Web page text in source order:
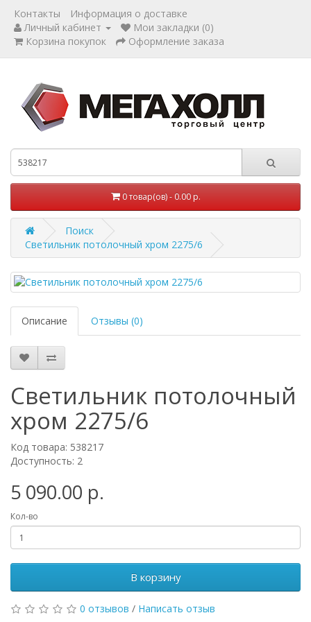
Контакты
Информация о доставке
Личный кабинет
Мои закладки (0)
Корзина покупок
Оформление заказа
0 товар(ов) - 0.00 р.
Поиск
Светильник потолочный хром 2275/6
Описание Отзывы (0)
Светильник потолочный
хром 2275/6
Код товара: 538217
Доступность: 2
5 090.00 р.
Кол-во
В корзину
0 отзывов / Написать отзыв